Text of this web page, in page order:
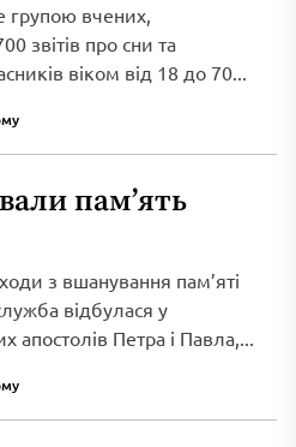
групою вчених,
звітів про сни та
віком від 18 до 70...
пам’ять
з вшанування пам’яті
відбулася у
апостолів Петра і Павла,...